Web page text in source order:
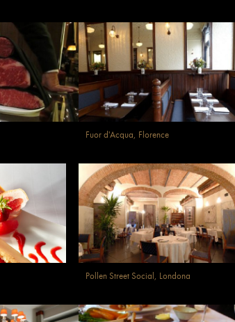
Fuor d'Acqua, Florence
Pollen Street Social, Londona